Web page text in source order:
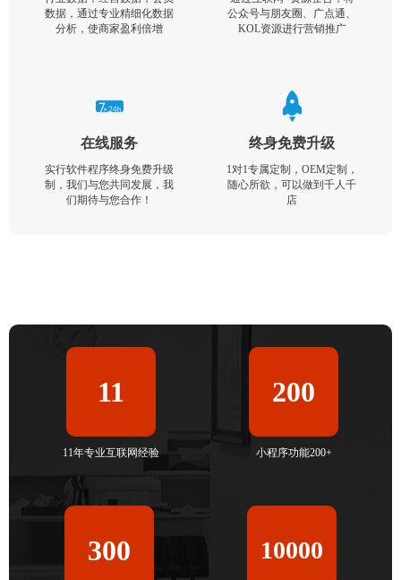
数据，通过专业精细化数据
分析，使商家盈利倍增
公众号与朋友圈、广点通、
KOL资源进行营销推广
在线服务
实行软件程序终身免费升级
制，我们与您共同发展，我
们期待与您合作！
终身免费升级
1对1专属定制，OEM定制，
随心所欲，可以做到千人千
店
11
11年专业互联网经验
200
小程序功能200+
300 10000